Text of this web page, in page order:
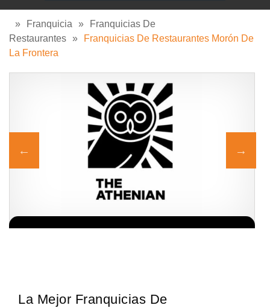
» Franquicia »
Franquicias De
Restaurantes »
Franquicias De Restaurantes Morón De
La Frontera
La Mejor Franquicias De